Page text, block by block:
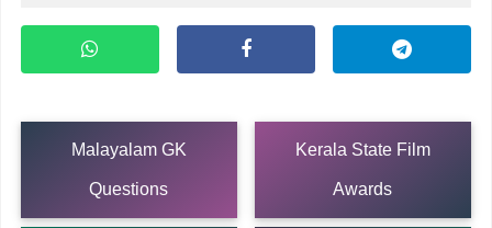
Malayalam GK
Questions
Kerala State Film
Awards